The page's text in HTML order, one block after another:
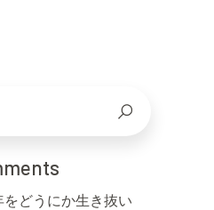
をどうにか生き抜い